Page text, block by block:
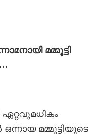
മമ്മൂട്ടി
ഒന്നായ മമ്മൂട്ടിയുടെ